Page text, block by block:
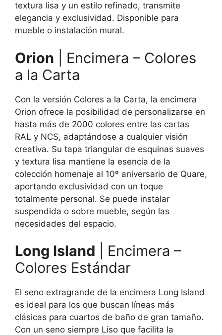
textura lisa y un estilo refinado, transmite
elegancia y exclusividad. Disponible para
mueble o instalación mural.
Orion | Encimera – Colores
a la Carta
Con la versión Colores a la Carta, la encimera
Orion ofrece la posibilidad de personalizarse en
hasta más de 2000 colores entre las cartas
RAL y NCS, adaptándose a cualquier visión
creativa. Su tapa triangular de esquinas suaves
y textura lisa mantiene la esencia de la
colección homenaje al 10º aniversario de Quare,
aportando exclusividad con un toque
totalmente personal. Se puede instalar
suspendida o sobre mueble, según las
necesidades del espacio.
Long Island | Encimera –
Colores Estándar
El seno extragrande de la encimera Long Island
es ideal para los que buscan líneas más
clásicas para cuartos de baño de gran tamaño.
Con un seno siempre Liso que facilita la